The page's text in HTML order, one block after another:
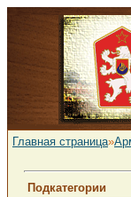
Главная страница»
Подкатегории